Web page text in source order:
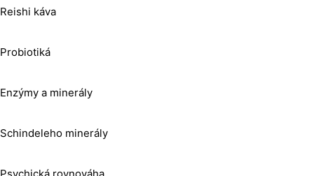
Reishi káva
Probiotiká
Enzýmy a minerály
Schindeleho minerály
Psychická rovnováha